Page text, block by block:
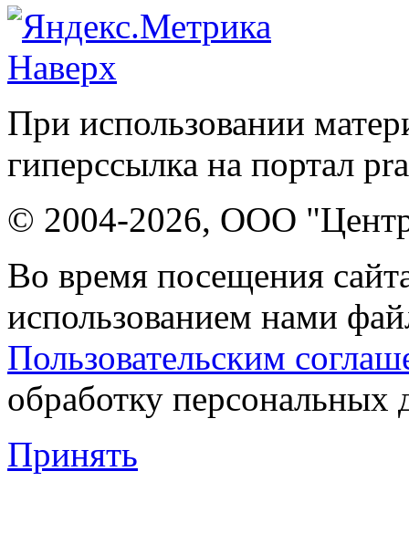
Наверх
При использовании
гиперссылка на портал
© 2004-2026, ООО "Центр
Во время посещения
использованием нами
Пользовательским
обработку персональных
Принять